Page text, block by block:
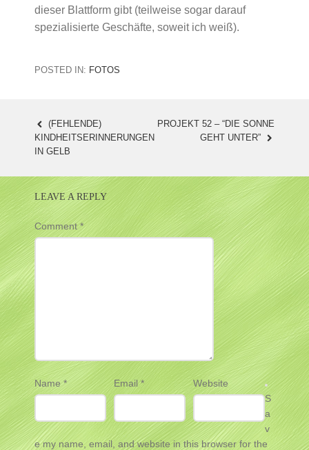
dieser Blattform gibt (teilweise sogar darauf
spezialisierte Geschäfte, soweit ich weiß).
POSTED IN: FOTOS
POST
NAVIGATION
(FEHLENDE)
KINDHEITSERINNERUNGEN
IN GELB
PROJEKT 52 – “DIE SONNE
GEHT UNTER”
LEAVE A REPLY
Comment*
Name* Email*
Website
S
a
v
e my name, email, and website in this browser for the